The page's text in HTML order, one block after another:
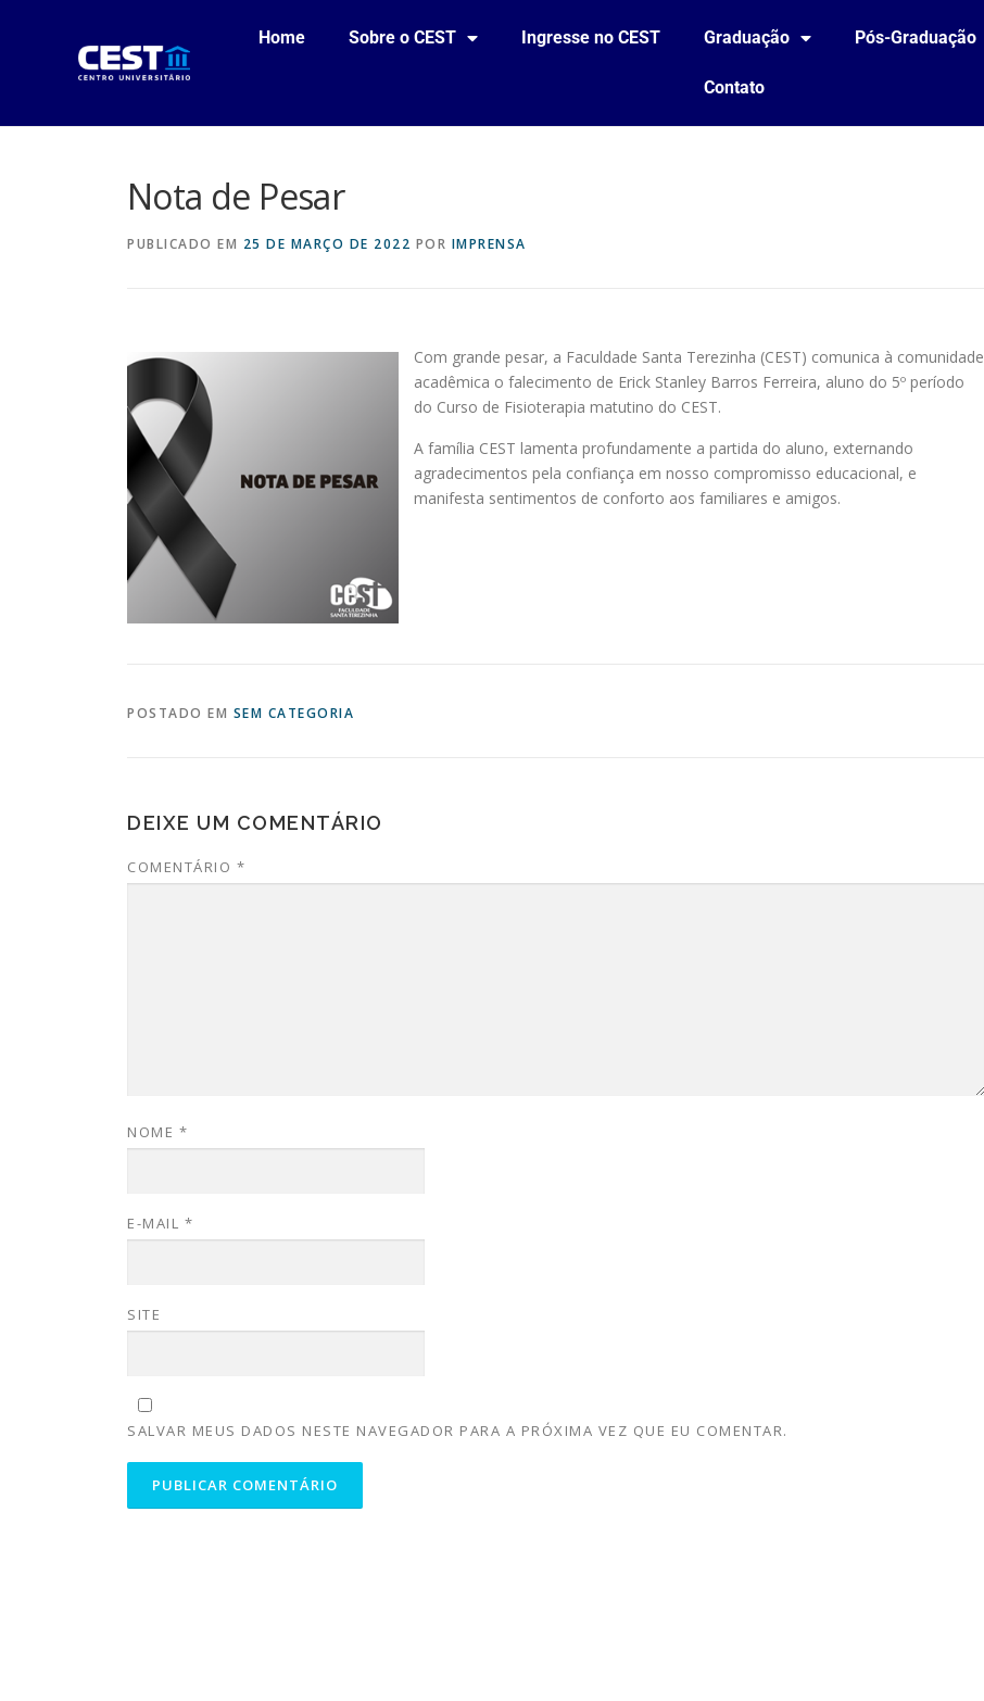
Home Sobre o CEST Ingresse no CEST Graduação Pós-Graduação
Contato
Nota de Pesar
PUBLICADO EM 25 DE MARÇO DE 2022 POR IMPRENSA
Com grande pesar, a Faculdade Santa Terezinha (CEST) comunica à comunidade
acadêmica o falecimento de Erick Stanley Barros Ferreira, aluno do 5º período
do Curso de Fisioterapia matutino do CEST.
A família CEST lamenta profundamente a partida do aluno, externando
agradecimentos pela confiança em nosso compromisso educacional, e
manifesta sentimentos de conforto aos familiares e amigos.
POSTADO EM SEM CATEGORIA
DEIXE UM COMENTÁRIO
COMENTÁRIO *
NOME *
E-MAIL *
SITE
SALVAR MEUS DADOS NESTE NAVEGADOR PARA A PRÓXIMA VEZ QUE EU COMENTAR.